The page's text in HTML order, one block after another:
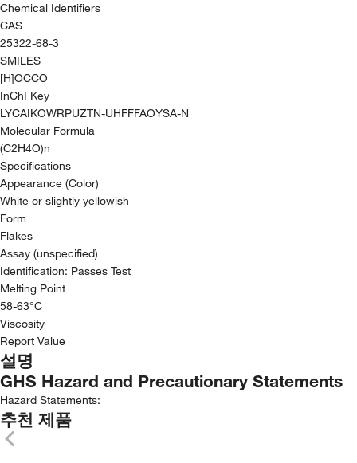
Chemical Identifiers
CAS
25322-68-3
SMILES
[H]OCCO
InChI Key
LYCAIKOWRPUZTN-UHFFFAOYSA-N
Molecular Formula
(C2H4O)n
Specifications
Appearance (Color)
White or slightly yellowish
Form
Flakes
Assay (unspecified)
Identification: Passes Test
Melting Point
58-63°C
Viscosity
Report Value
설명
GHS Hazard and Precautionary Statements
Hazard Statements:
추천 제품